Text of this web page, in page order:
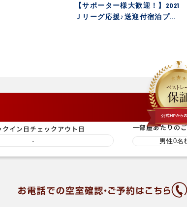
【サポーター様大歓迎！】2021
Ｊリーグ応援♪送迎付宿泊プラ
クイン日 チェックアウト日
-
一部屋あたりの